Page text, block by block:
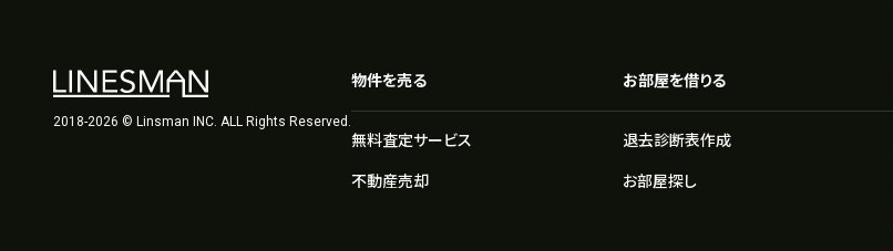
2018-2026 © Linsman INC. ALL Rights Reserved.
物件を売る
無料査定サービス
不動産売却
お部屋を借りる
退去診断表作成
お部屋探し